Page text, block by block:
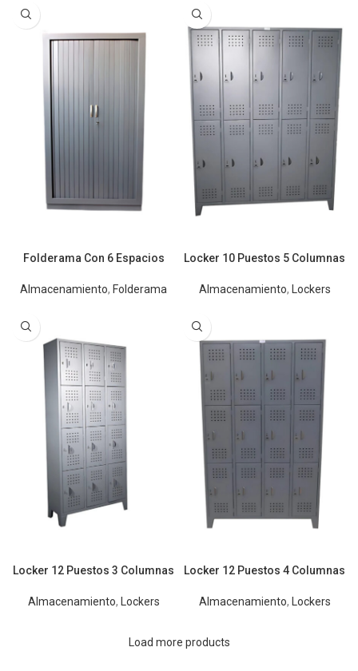
Folderama Con 6 Espacios
Almacenamiento, Folderama
Locker 10 Puestos 5 Columnas
Almacenamiento, Lockers
Locker 12 Puestos 3 Columnas
Almacenamiento, Lockers
Locker 12 Puestos 4 Columnas
Almacenamiento, Lockers
Load more products